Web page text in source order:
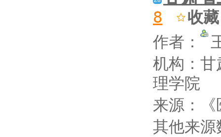
8 收藏
作者：
机构：
理学院
来源：
其他来